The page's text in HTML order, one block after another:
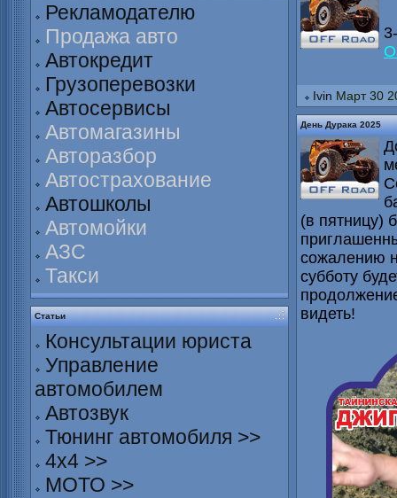
Рекламодателю
Продажа авто
Автокредит
Грузоперевозки
Автосервисы
Автомагазины
Авторазбор
Автострахование
Автошколы
Автомойки
АЗС
Такси
Статьи
Консультации юриста
Управление
автомобилем
Автозвук
Тюнинг автомобиля >>
4х4 >>
МОТО >>
Ivin Март 30
День Дурака 2025
(в пятницу)
сожалению
субботу
видеть!